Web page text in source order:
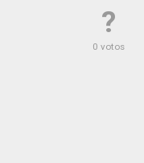
?
0 votos